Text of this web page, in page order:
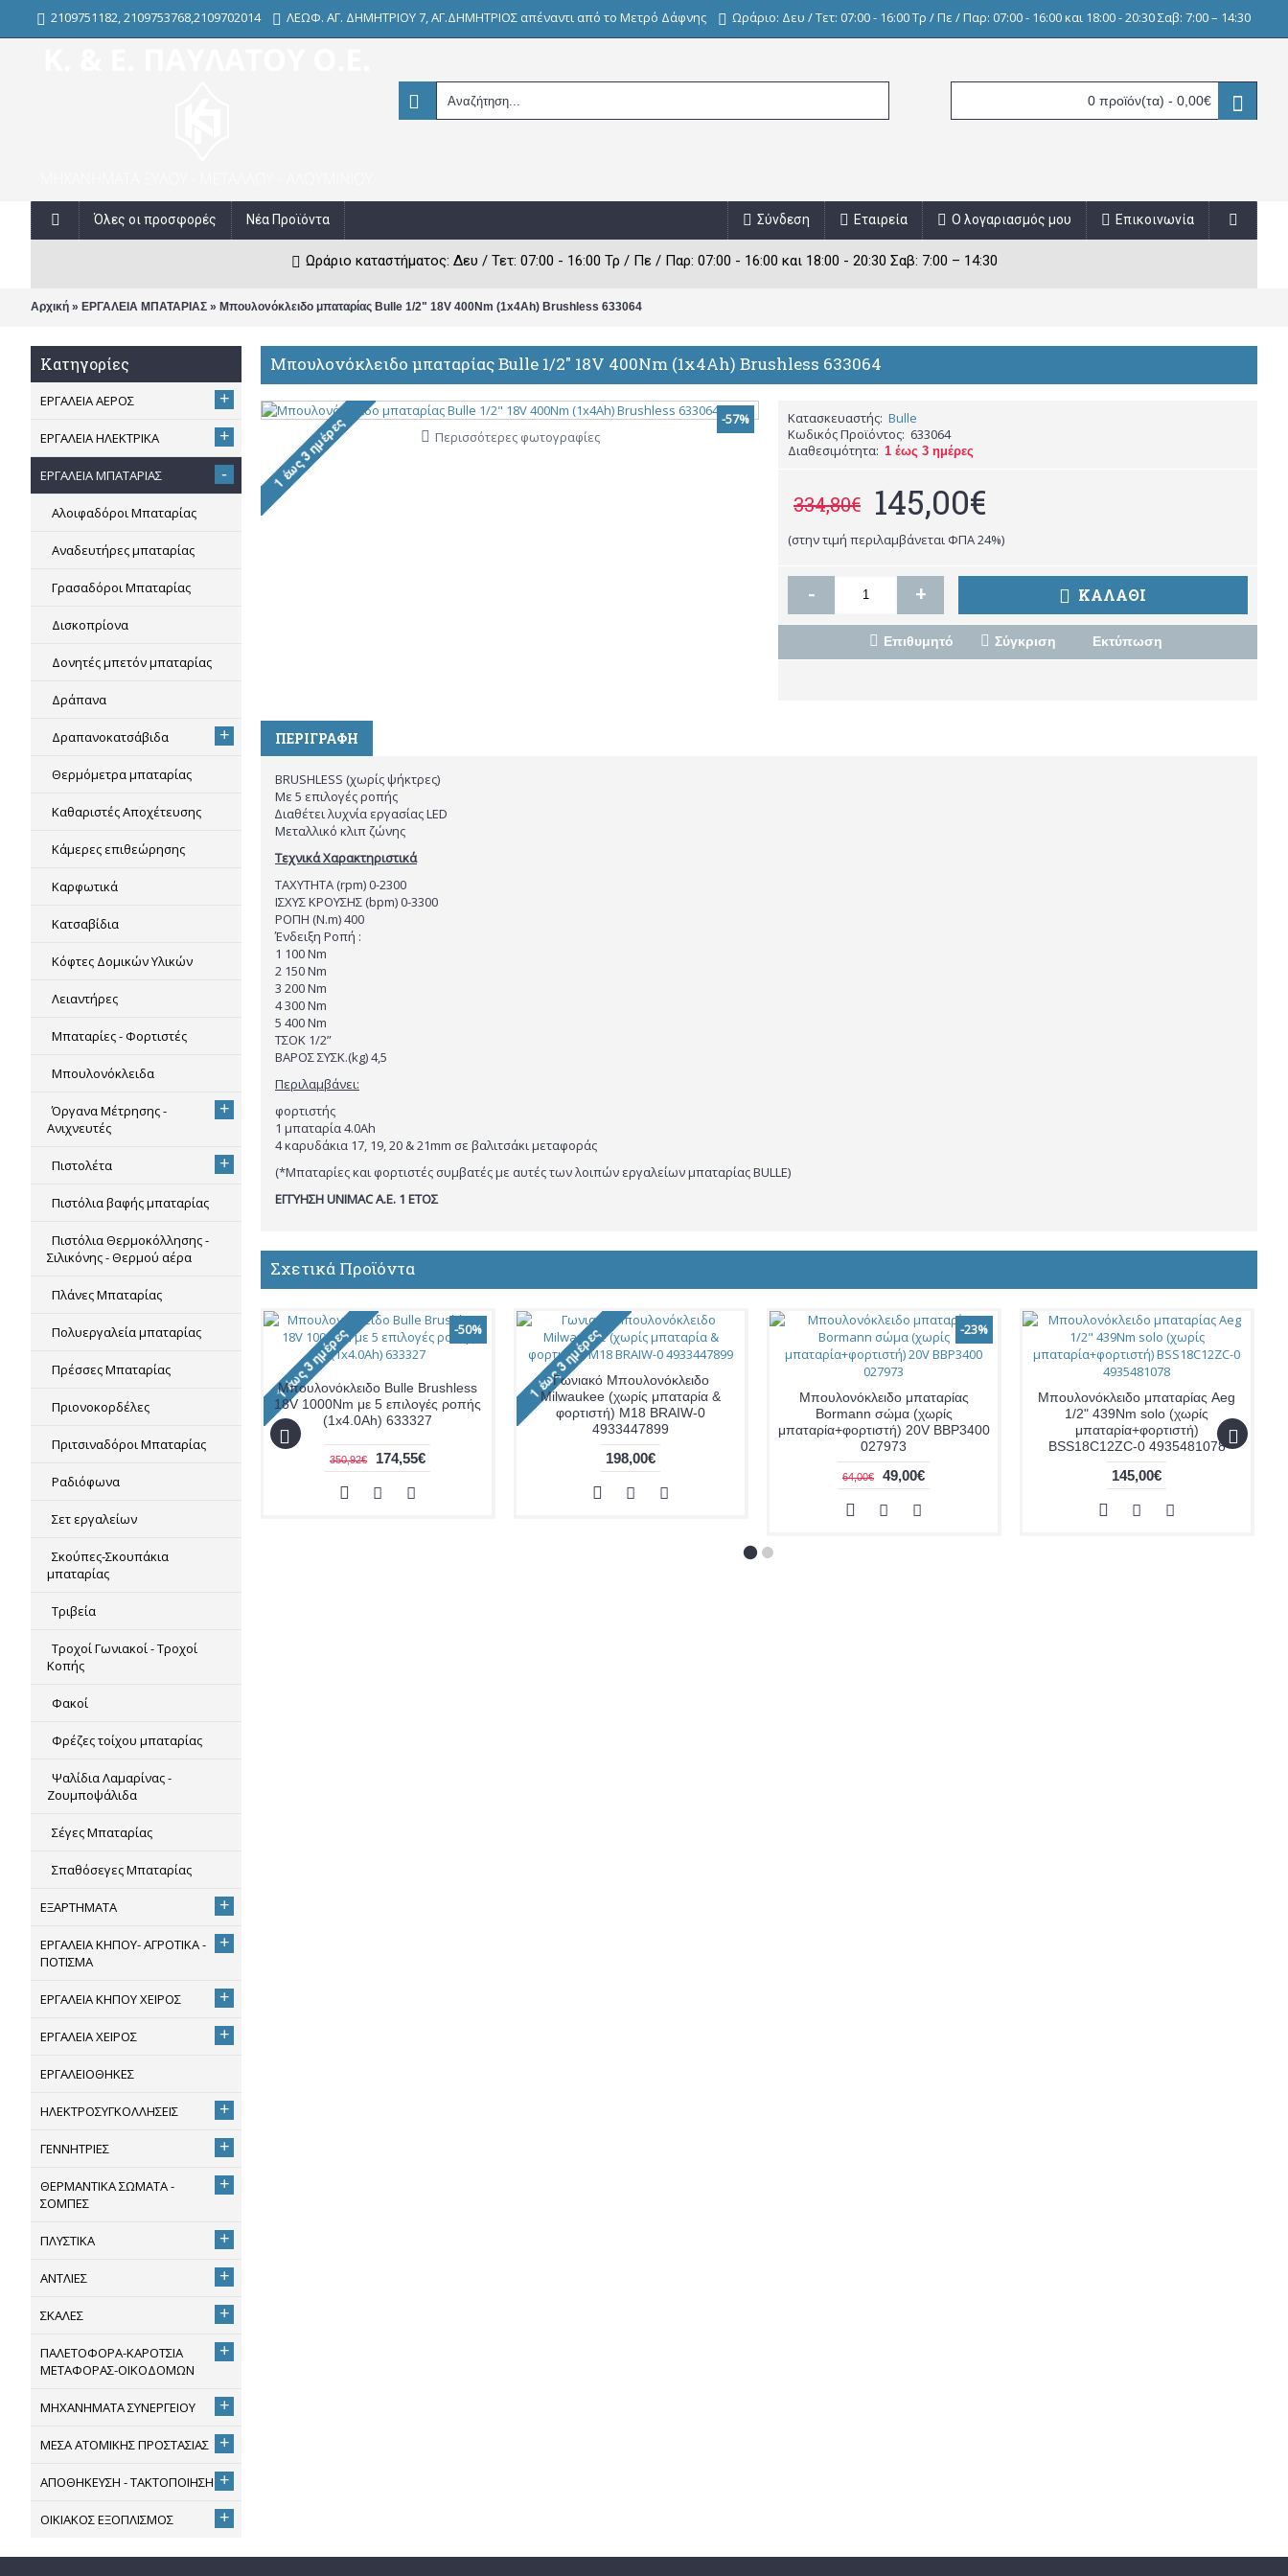
2109751182, 2109753768,2109702014 ΛΕΩΦ. ΑΓ. ΔΗΜΗΤΡΙΟΥ 7, ΑΓ.ΔΗΜΗΤΡΙΟΣ απέναντι από το Μετρό Δάφνης Ωράριο: Δευ / Τετ: 07:00 - 16:00 Τρ / Πε / Παρ: 07:00 - 16:00 και 18:00 - 20:30 Σαβ: 7:00 – 14:30
0 προϊόν(τα) - 0,00€
Όλες οι προσφορές Νέα Προϊόντα Επικοινωνία
Ο λογαριασμός μου
Εταιρεία
Σύνδεση
Ωράριο καταστήματος: Δευ / Τετ: 07:00 - 16:00 Τρ / Πε / Παρ: 07:00 - 16:00 και 18:00 - 20:30 Σαβ: 7:00 – 14:30
Αρχική » ΕΡΓΑΛΕΙΑ ΜΠΑΤΑΡΙΑΣ » Μπουλονόκλειδο μπαταρίας Bulle 1/2" 18V 400Nm (1x4Ah) Brushless 633064
Κατηγορίες
ΕΡΓΑΛΕΙΑ ΑΕΡΟΣ +
ΕΡΓΑΛΕΙΑ ΗΛΕΚΤΡΙΚΑ +
ΕΡΓΑΛΕΙΑ ΜΠΑΤΑΡΙΑΣ -
Αλοιφαδόροι Μπαταρίας
Αναδευτήρες μπαταρίας
Γρασαδόροι Μπαταρίας
Δισκοπρίονα
Δονητές μπετόν μπαταρίας
Δράπανα
Δραπανοκατσάβιδα +
Θερμόμετρα μπαταρίας
Καθαριστές Αποχέτευσης
Κάμερες επιθεώρησης
Καρφωτικά
Κατσαβίδια
Κόφτες Δομικών Υλικών
Λειαντήρες
Μπαταρίες - Φορτιστές
Μπουλονόκλειδα
Όργανα Μέτρησης -
Ανιχνευτές
+
Πιστολέτα +
Πιστόλια βαφής μπαταρίας
Πιστόλια Θερμοκόλλησης -
Σιλικόνης - Θερμού αέρα
Πλάνες Μπαταρίας
Πολυεργαλεία μπαταρίας
Πρέσσες Μπαταρίας
Πριονοκορδέλες
Πριτσιναδόροι Μπαταρίας
Ραδιόφωνα
Σετ εργαλείων
Σκούπες-Σκουπάκια
μπαταρίας
Τριβεία
Τροχοί Γωνιακοί - Τροχοί
Κοπής
Φακοί
Φρέζες τοίχου μπαταρίας
Ψαλίδια Λαμαρίνας -
Ζουμποψάλιδα
Σέγες Μπαταρίας
Σπαθόσεγες Μπαταρίας
ΕΞΑΡΤΗΜΑΤΑ +
ΕΡΓΑΛΕΙΑ ΚΗΠΟΥ- ΑΓΡΟΤΙΚΑ -
ΠΟΤΙΣΜΑ
+
ΕΡΓΑΛΕΙΑ ΚΗΠΟΥ ΧΕΙΡΟΣ +
ΕΡΓΑΛΕΙΑ ΧΕΙΡΟΣ +
ΕΡΓΑΛΕΙΟΘΗΚΕΣ
ΗΛΕΚΤΡΟΣΥΓΚΟΛΛΗΣΕΙΣ +
ΓΕΝΝΗΤΡΙΕΣ +
ΘΕΡΜΑΝΤΙΚΑ ΣΩΜΑΤΑ -
ΣΟΜΠΕΣ
+
ΠΛΥΣΤΙΚΑ +
ΑΝΤΛΙΕΣ +
ΣΚΑΛΕΣ +
ΠΑΛΕΤΟΦΟΡΑ-ΚΑΡΟΤΣΙΑ
ΜΕΤΑΦΟΡΑΣ-ΟΙΚΟΔΟΜΩΝ
+
ΜΗΧΑΝΗΜΑΤΑ ΣΥΝΕΡΓΕΙΟΥ +
ΜΕΣΑ ΑΤΟΜΙΚΗΣ ΠΡΟΣΤΑΣΙΑΣ +
ΑΠΟΘΗΚΕΥΣΗ - ΤΑΚΤΟΠΟΙΗΣΗ +
ΟΙΚΙΑΚΟΣ ΕΞΟΠΛΙΣΜΟΣ +
Μπουλονόκλειδο μπαταρίας Bulle 1/2" 18V 400Nm (1x4Ah) Brushless 633064
-57%
Περισσότερες φωτογραφίες
Κατασκευαστής: Bulle
Κωδικός Προϊόντος: 633064
Διαθεσιμότητα: 1 έως 3 ημέρες
334,80€ 145,00€
(στην τιμή περιλαμβάνεται ΦΠΑ 24%)
- + ΚΑΛΆΘΙ
Επιθυμητό Σύγκριση Εκτύπωση
ΠΕΡΙΓΡΑΦΉ
BRUSHLESS (χωρίς ψήκτρες)
Με 5 επιλογές ροπής
∆ιαθέτει λυχνία εργασίας LED
Μεταλλικό κλιπ ζώνης
Τεχνικά Χαρακτηριστικά
ΤΑΧΥΤΗΤΑ (rpm) 0-2300
ΙΣΧΥΣ ΚΡΟΥΣΗΣ (bpm) 0-3300
ΡΟΠΗ (N.m) 400
Ένδειξη Ροπή :
1 100 Nm
2 150 Nm
3 200 Nm
4 300 Nm
5 400 Nm
ΤΣΟΚ 1/2”
ΒΑΡΟΣ ΣΥΣΚ.(kg) 4,5
Περιλαμβάνει:
φορτιστής
1 μπαταρία 4.0Ah
4 καρυδάκια 17, 19, 20 & 21mm σε βαλιτσάκι μεταφοράς
(*Μπαταρίες και φορτιστές συμβατές με αυτές των λοιπών εργαλείων μπαταρίας BULLE)
ΕΓΓΥΗΣΗ UNIMAC A.E. 1 ΕΤΟΣ
Σχετικά Προϊόντα
-50%
Μπουλονόκλειδο Bulle Brushless
18V 1000Nm με 5 επιλογές ροπής
(1x4.0Ah) 633327
350,92€ 174,55€
Γωνιακό Μπουλονόκλειδο
Milwaukee (χωρίς μπαταρία &
φορτιστή) M18 BRAIW-0
4933447899
198,00€
-23%
Μπουλονόκλειδο μπαταρίας
Bormann σώμα (χωρίς
μπαταρία+φορτιστή) 20V BBP3400
027973
64,00€ 49,00€
Μπουλονόκλειδο μπαταρίας Aeg
1/2" 439Nm solo (χωρίς
μπαταρία+φορτιστή)
BSS18C12ZC-0 4935481078
145,00€